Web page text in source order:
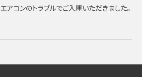
エアコンのトラブルでご入庫いただきました。